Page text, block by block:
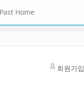
Past Home
회원가입